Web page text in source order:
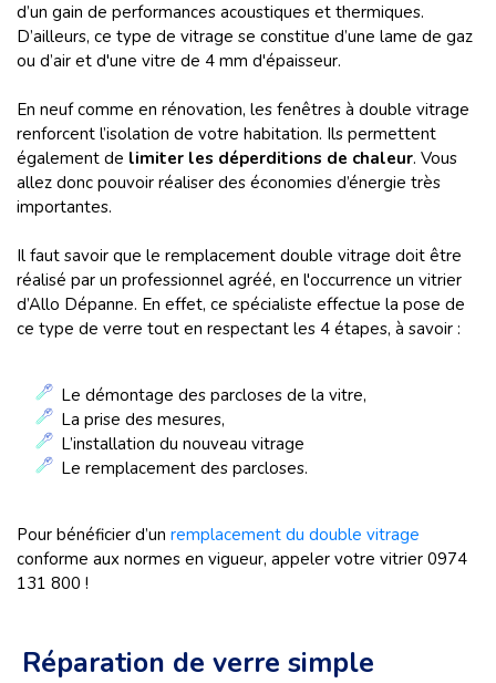
d’un gain de performances acoustiques et thermiques.
D’ailleurs, ce type de vitrage se constitue d’une lame de gaz
ou d’air et d'une vitre de 4 mm d'épaisseur.
En neuf comme en rénovation, les fenêtres à double vitrage
renforcent l’isolation de votre habitation. Ils permettent
également de limiter les déperditions de chaleur. Vous
allez donc pouvoir réaliser des économies d’énergie très
importantes.
Il faut savoir que le remplacement double vitrage doit être
réalisé par un professionnel agréé, en l'occurrence un vitrier
d’Allo Dépanne. En effet, ce spécialiste effectue la pose de
ce type de verre tout en respectant les 4 étapes, à savoir :
Le démontage des parcloses de la vitre,
La prise des mesures,
L’installation du nouveau vitrage
Le remplacement des parcloses.
Pour bénéficier d’un remplacement du double vitrage
conforme aux normes en vigueur, appeler votre vitrier 0974
131 800 !
Réparation de verre simple